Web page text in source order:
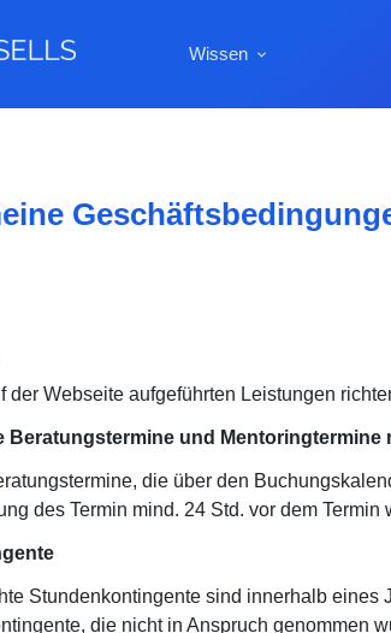
Wissen
der Webseite aufgeführten Leistungen
Beratungstermine und Mentoringtermine
die über den
des Termin mind. 24 Std. vor dem
Stundenkontingente sind innerhalb eines
die nicht in Anspruch genommen